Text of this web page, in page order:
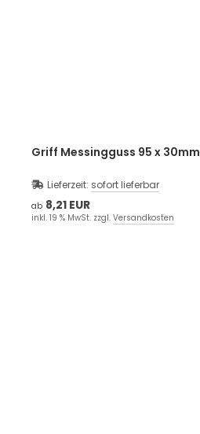
Griff Messingguss 95 x 30mm
Lieferzeit: sofort lieferbar
ab 8,21 EUR
inkl. 19 % MwSt. zzgl. Versandkosten